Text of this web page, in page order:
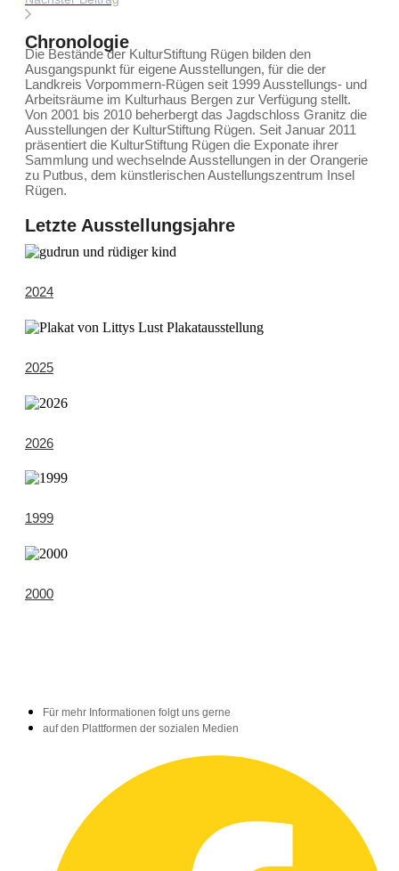
Chronologie
Die Bestände der KulturStiftung Rügen bilden den
Ausgangspunkt für eigene Ausstellungen, für die der
Landkreis Vorpommern-Rügen seit 1999 Ausstellungs- und
Arbeitsräume im Kulturhaus Bergen zur Verfügung stellt.
Von 2001 bis 2010 beherbergt das Jagdschloss Granitz die
Ausstellungen der KulturStiftung Rügen. Seit Januar 2011
präsentiert die KulturStiftung Rügen die Exponate ihrer
Sammlung und wechselnde Ausstellungen in der Orangerie
zu Putbus, dem künstlerischen Austellungszentrum Insel
Rügen.
Letzte Ausstellungsjahre
2024
2025
2026
1999
2000
Für mehr Informationen folgt uns gerne
auf den Plattformen der sozialen Medien